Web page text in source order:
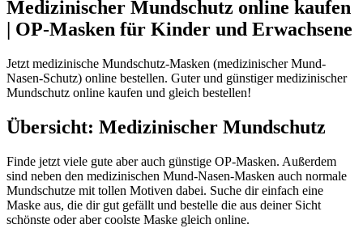
Medizinischer Mundschutz online kaufen
| OP-Masken für Kinder und Erwachsene
Jetzt medizinische Mundschutz-Masken (medizinischer Mund-
Nasen-Schutz) online bestellen. Guter und günstiger medizinischer
Mundschutz online kaufen und gleich bestellen!
Übersicht: Medizinischer Mundschutz
Finde jetzt viele gute aber auch günstige OP-Masken. Außerdem
sind neben den medizinischen Mund-Nasen-Masken auch normale
Mundschutze mit tollen Motiven dabei. Suche dir einfach eine
Maske aus, die dir gut gefällt und bestelle die aus deiner Sicht
schönste oder aber coolste Maske gleich online.